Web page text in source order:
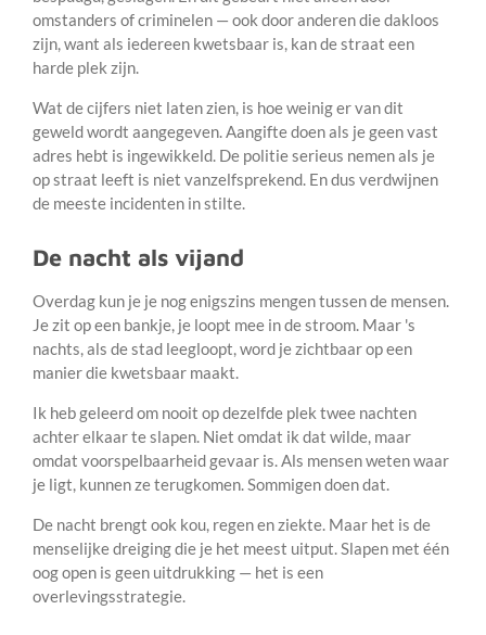
omstanders of criminelen — ook door anderen die dakloos
zijn, want als iedereen kwetsbaar is, kan de straat een
harde plek zijn.
Wat de cijfers niet laten zien, is hoe weinig er van dit
geweld wordt aangegeven. Aangifte doen als je geen vast
adres hebt is ingewikkeld. De politie serieus nemen als je
op straat leeft is niet vanzelfsprekend. En dus verdwijnen
de meeste incidenten in stilte.
De nacht als vijand
Overdag kun je je nog enigszins mengen tussen de mensen.
Je zit op een bankje, je loopt mee in de stroom. Maar 's
nachts, als de stad leegloopt, word je zichtbaar op een
manier die kwetsbaar maakt.
Ik heb geleerd om nooit op dezelfde plek twee nachten
achter elkaar te slapen. Niet omdat ik dat wilde, maar
omdat voorspelbaarheid gevaar is. Als mensen weten waar
je ligt, kunnen ze terugkomen. Sommigen doen dat.
De nacht brengt ook kou, regen en ziekte. Maar het is de
menselijke dreiging die je het meest uitput. Slapen met één
oog open is geen uitdrukking — het is een
overlevingsstrategie.